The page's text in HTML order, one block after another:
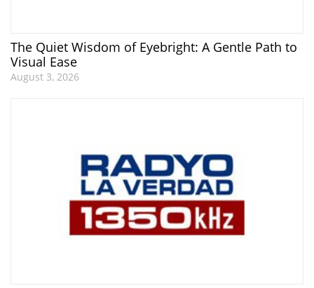
The Quiet Wisdom of Eyebright: A Gentle Path to
Visual Ease
August 3, 2026